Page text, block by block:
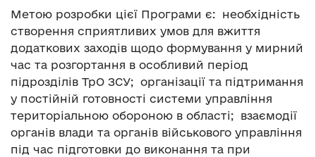
Метою розробки цієї Програми є: необхідність
створення сприятливих умов для вжиття
додаткових заходів щодо формування у мирний
час та розгортання в особливий період
підрозділів ТрО ЗСУ; організації та підтримання
у постійній готовності системи управління
територіальною обороною в області; взаємодії
органів влади та органів військового управління
під час підготовки до виконання та при